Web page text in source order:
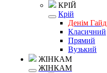
КРІЙ
Крій
Денім Гайд
Класичний
Прямий
Вузький
ЖІНКАМ
ЖІНКАМ